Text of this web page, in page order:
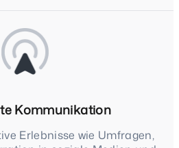
Kommunikation
Erlebnisse wie Umfragen,